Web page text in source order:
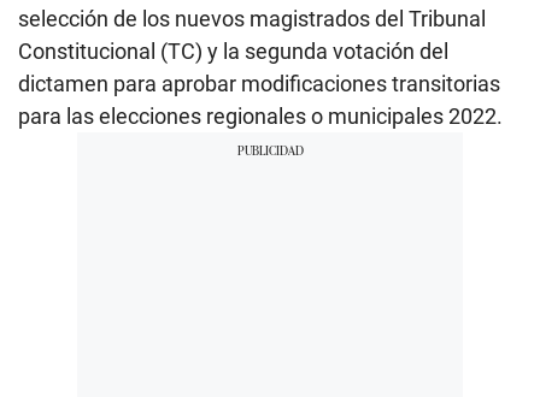
selección de los nuevos magistrados del Tribunal
Constitucional (TC) y la segunda votación del
dictamen para aprobar modificaciones transitorias
para las elecciones regionales o municipales 2022.